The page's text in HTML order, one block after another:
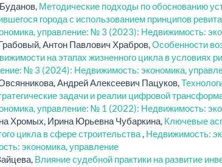
Методические подходы по обоснованию
города с использованием принципов
управление: № 3 (2023): Недвижимость:
Антон Павлович Храбров,Особенности
на этапах жизненного цикла в условиях
№ 3 (2024): Недвижимость: экономика,
Андрей Алексеевич Пацуков,
задачи и реалии цифровой
управление: № 1 (2022): Недвижимость:
Хромых, Ирина Юрьевна Чубаркина, Ключевые
цикла в сфере строительства, Недвижимость:
экономика, управление
Влияние судебной практики на развитие